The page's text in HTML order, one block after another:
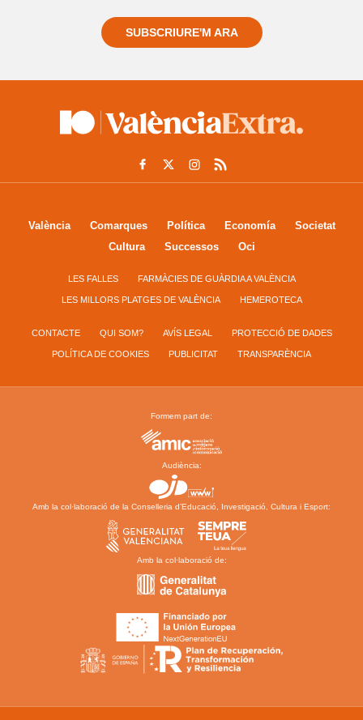
SUBSCRIURE'M ARA
València Comarques Política Economía
Societat
Cultura
Successos Oci
LES FALLES FARMÀCIES DE GUÀRDIA A VALÈNCIA
LES MILLORS PLATGES DE VALÈNCIA HEMEROTECA
CONTACTE QUI SOM? AVÍS LEGAL PROTECCIÓ DE DADES
POLÍTICA DE COOKIES PUBLICITAT TRANSPARÈNCIA
Formem part de:
Audiència:
Amb la col·laboració de la Conselleria d’Educació, Investigació, Cultura i Esport:
Amb la col·laboració de: